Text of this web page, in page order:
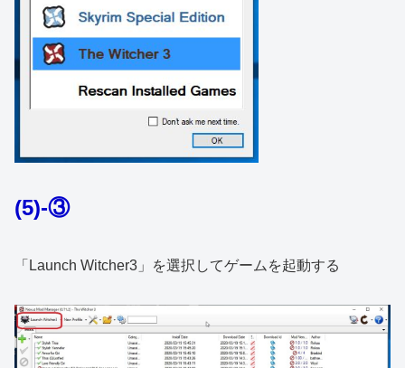
(5)-③
「Launch Witcher3」を選択してゲームを起動する